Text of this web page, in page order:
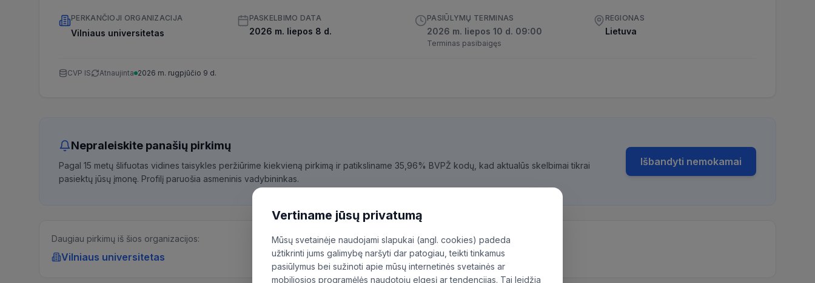
PERKANČIOJI ORGANIZACIJA
Vilniaus universitetas
PASKELBIMO DATA
2026 m. liepos 8 d.
PASIŪLYMŲ TERMINAS
2026 m. liepos 10 d. 09:00
Terminas pasibaigęs
REGIONAS
Lietuva
CVP IS Atnaujinta 2026 m. rugpjūčio 9 d.
Nepraleiskite panašių pirkimų
Pagal 15 metų šlifuotas vidines taisykles peržiūrime kiekvieną pirkimą ir patiksliname 35,96% BVPŽ kodų, kad aktualūs skelbimai tikrai
pasiektų jūsų įmonę. Profilį paruošia asmeninis vadybininkas.
Išbandyti nemokamai
Daugiau pirkimų iš šios organizacijos:
Vilniaus universitetas
Vertiname jūsų privatumą
Mūsų svetainėje naudojami slapukai (angl. cookies) padeda
užtikrinti jums galimybę naršyti dar patogiau, teikti tinkamus
pasiūlymus bei sužinoti apie mūsų internetinės svetainės ar
mobiliosios programėlės naudotojų elgesį ar tendencijas. Tai leidžia